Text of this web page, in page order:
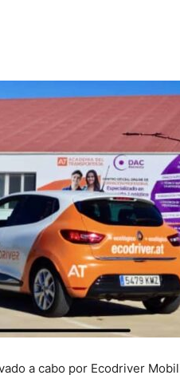
a cabo por Ecodriver